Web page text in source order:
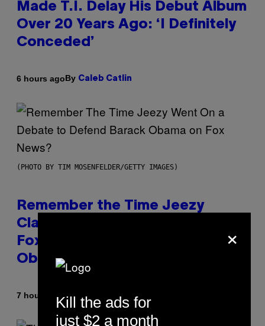
Made T.I. Delay His Debut Album
Over 20 Years Ago: ‘I Definitely
Conceded’
6 hours agoBy Caleb Catlin
(PHOTO BY TIM MOSENFELDER/GETTY IMAGES)
Remember the Time Jeezy
Clapped Back at Bill O’Reilly and
Fox News in Defense of Barack
Obama?
7 hours agoBy Caleb Catlin
×
Kill the ads for
just $2 a month